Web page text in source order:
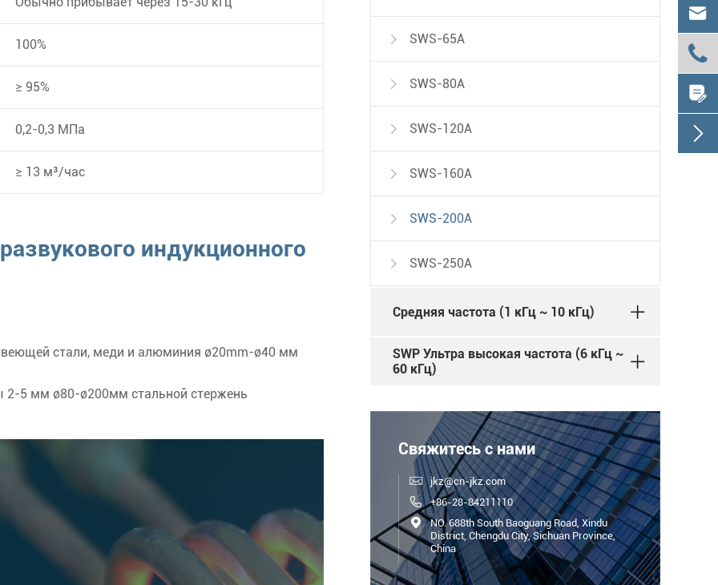
100%
≥ 95%
0,2-0,3 МПа
≥ 13 м³/час
индукционного
стали, меди и алюминия ø20mm-ø40 мм
2-5 мм ø80-ø200мм стальной стержень
 SWS-65A
 SWS-80A
 SWS-120A
 SWS-160A
 SWS-200A
 SWS-250A
Средняя частота (1 кГц ~ 10 кГц)
SWP Ультра высокая частота (6 кГц ~
60 кГц)
Свяжитесь с нами
 jkz@cn-jkz.com
 +86-28-84211110

NO. 688th South Baoguang Road, Xindu
District, Chengdu City, Sichuan Province,
China



